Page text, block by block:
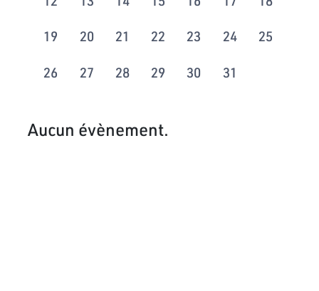
19 20 21 22 23 24 25
26 27 28 29 30 31
Aucun évènement.